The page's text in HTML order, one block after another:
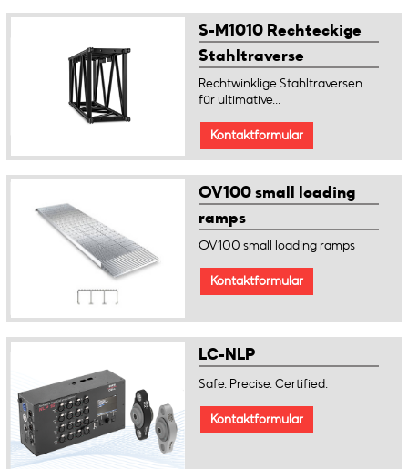
S-M1010 Rechteckige
Stahltraverse
Rechtwinklige Stahltraversen
für ultimative...
Kontaktformular
OV100 small loading
ramps
OV100 small loading ramps
Kontaktformular
LC-NLP
Safe. Precise. Certified.
Kontaktformular